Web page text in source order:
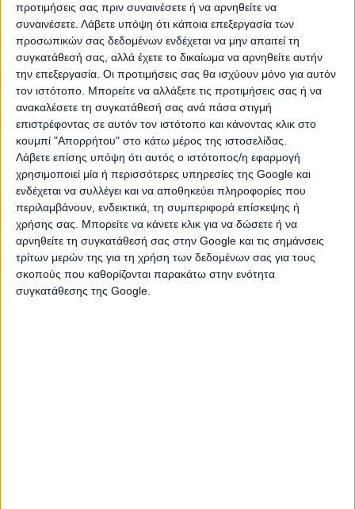
προτιμήσεις σας πριν συναινέσετε ή να αρνηθείτε να
συναινέσετε. Λάβετε υπόψη ότι κάποια επεξεργασία των
προσωπικών σας δεδομένων ενδέχεται να μην απαιτεί τη
συγκατάθεσή σας, αλλά έχετε το δικαίωμα να αρνηθείτε αυτήν
την επεξεργασία. Οι προτιμήσεις σας θα ισχύουν μόνο για αυτόν
τον ιστότοπο. Μπορείτε να αλλάξετε τις προτιμήσεις σας ή να
ανακαλέσετε τη συγκατάθεσή σας ανά πάσα στιγμή
επιστρέφοντας σε αυτόν τον ιστότοπο και κάνοντας κλικ στο
κουμπί "Απορρήτου" στο κάτω μέρος της ιστοσελίδας.
Λάβετε επίσης υπόψη ότι αυτός ο ιστότοπος/η εφαρμογή
χρησιμοποιεί μία ή περισσότερες υπηρεσίες της Google και
ενδέχεται να συλλέγει και να αποθηκεύει πληροφορίες που
περιλαμβάνουν, ενδεικτικά, τη συμπεριφορά επίσκεψης ή
χρήσης σας. Μπορείτε να κάνετε κλικ για να δώσετε ή να
αρνηθείτε τη συγκατάθεσή σας στην Google και τις σημάνσεις
τρίτων μερών της για τη χρήση των δεδομένων σας για τους
σκοπούς που καθορίζονται παρακάτω στην ενότητα
συγκατάθεσης της Google.
20 Φεβρουαρίου 2023
Γράφει ο Γ. Μητράκος: «Πάρε κι εσύ ένα
καλάθι…μπορείς!»
17 Φεβρουαρίου 2023
Γράφει ο Β. Μητράκος: 12 πόλεις
παραδείγματα για τη Σπάρτη
16 Φεβρουαρίου 2023
Γράφει ο Δ. Θωμάς: Το κρίσιμο 2015
14 Φεβρουαρίου 2023
Γράφει ο Β. Μητράκος: Το ρολόι της Μάνας